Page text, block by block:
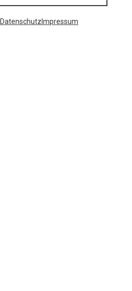
Datenschutz Impressum